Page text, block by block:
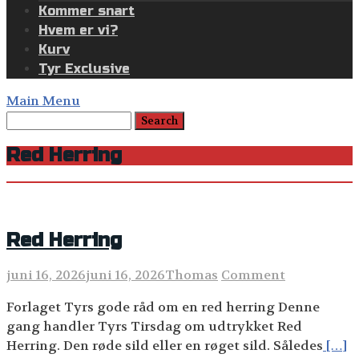
Kommer snart
Hvem er vi?
Kurv
Tyr Exclusive
Main Menu
Red Herring
Red Herring
juni 16, 2026juni 16, 2026Thomas Comment
Forlaget Tyrs gode råd om en red herring Denne
gang handler Tyrs Tirsdag om udtrykket Red
Herring. Den røde sild eller en røget sild. Således […]